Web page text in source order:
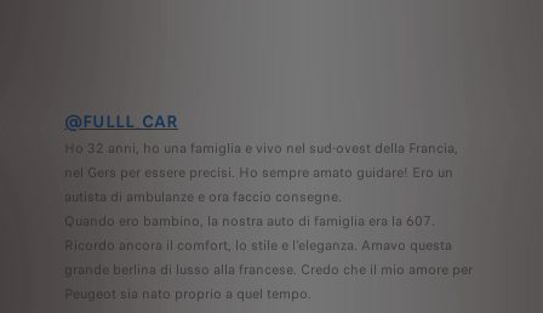
@FULLL_CAR
Ho 32 anni, ho una famiglia e vivo nel sud-ovest della Francia,
nel Gers per essere precisi. Ho sempre amato guidare! Ero un
autista di ambulanze e ora faccio consegne.
Quando ero bambino, la nostra auto di famiglia era la 607.
Ricordo ancora il comfort, lo stile e l'eleganza. Amavo questa
grande berlina di lusso alla francese. Credo che il mio amore per
Peugeot sia nato proprio a quel tempo.